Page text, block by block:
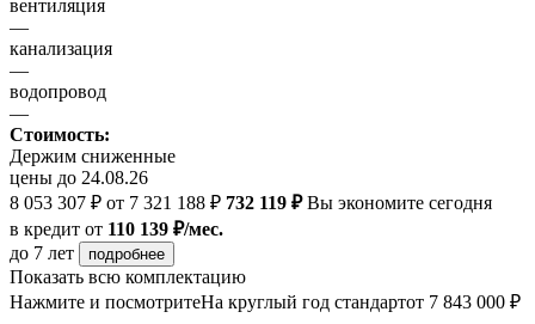
вентиляция
—
канализация
—
водопровод
—
Стоимость:
Держим сниженные
цены до 24.08.26
8 053 307 ₽ от 7 321 188 ₽ 732 119 ₽Вы экономите сегодня
в кредит от 110 139 ₽/мес.
до 7 лет
подробнее
Показать всю комплектацию
Нажмите и посмотритеНа круглый год стандартот 7 843 000 ₽